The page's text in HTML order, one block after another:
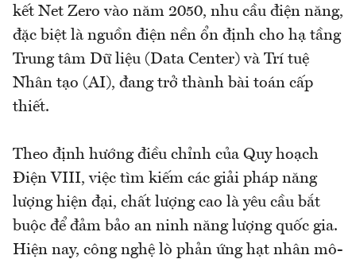
kết Net Zero vào năm 2050, nhu cầu điện năng,
đặc biệt là nguồn điện nền ổn định cho hạ tầng
Trung tâm Dữ liệu (Data Center) và Trí tuệ
Nhân tạo (AI), đang trở thành bài toán cấp
thiết.
Theo định hướng điều chỉnh của Quy hoạch
Điện VIII, việc tìm kiếm các giải pháp năng
lượng hiện đại, chất lượng cao là yêu cầu bắt
buộc để đảm bảo an ninh năng lượng quốc gia.
Hiện nay, công nghệ lò phản ứng hạt nhân mô-